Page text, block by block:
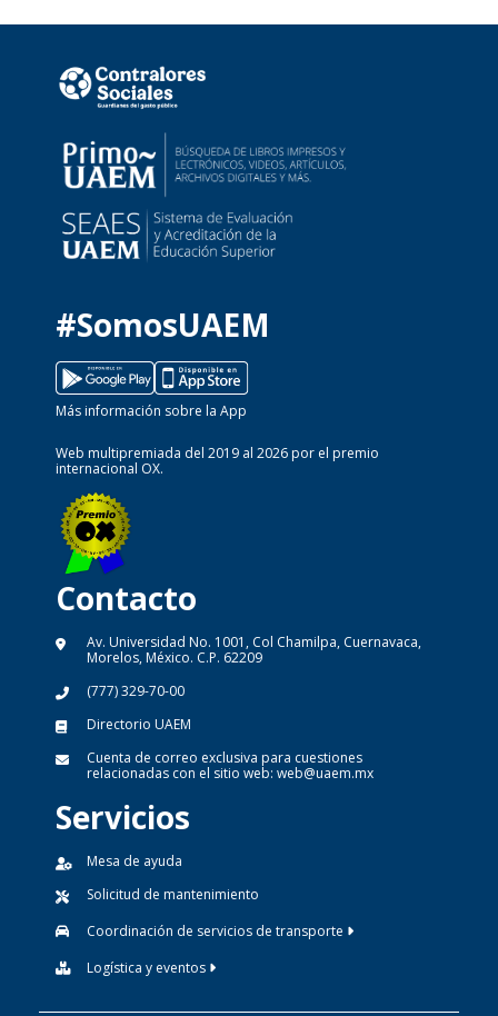
#SomosUAEM
Más información sobre la App
Web multipremiada del 2019 al 2026 por el premio
internacional OX.
Contacto
Av. Universidad No. 1001, Col Chamilpa, Cuernavaca,
Morelos, México. C.P. 62209
(777) 329-70-00
Directorio UAEM
Cuenta de correo exclusiva para cuestiones
relacionadas con el sitio web: web@uaem.mx
Servicios
Mesa de ayuda
Solicitud de mantenimiento
Coordinación de servicios de transporte
Logística y eventos